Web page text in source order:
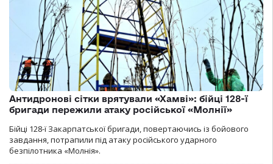
Антидронові сітки врятували «Хамві»: бійці 128-ї
бригади пережили атаку російської «Молнії»
Бійці 128-ї Закарпатської бригади, повертаючись із бойового
завдання, потрапили під атаку російського ударного
безпілотника «Молнія».